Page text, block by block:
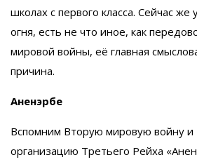
школах с первого класса. Сейчас же
огня, есть не что иное, как
мировой войны, её главная
причина.
Аненэрбе
Вспомним Вторую мировую войну и
организацию Третьего Рейха